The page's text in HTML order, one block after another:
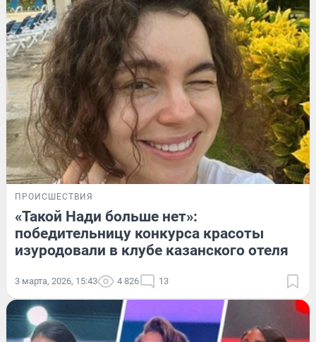
ПРОИСШЕСТВИЯ
«Такой Нади больше нет»:
победительницу конкурса красоты
изуродовали в клубе казанского отеля
3 марта, 2026, 15:43 4 826 13